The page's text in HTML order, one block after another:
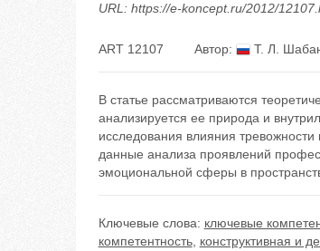
URL: https://e-koncept.ru/2012/
ART 12107 Автор: Т. Л.
В статье рассматриваются
анализируется ее природа и
исследования влияния
данные анализа проявлений
эмоциональной сферы в
Ключевые слова: ключевые
компетентность, конструктивная и